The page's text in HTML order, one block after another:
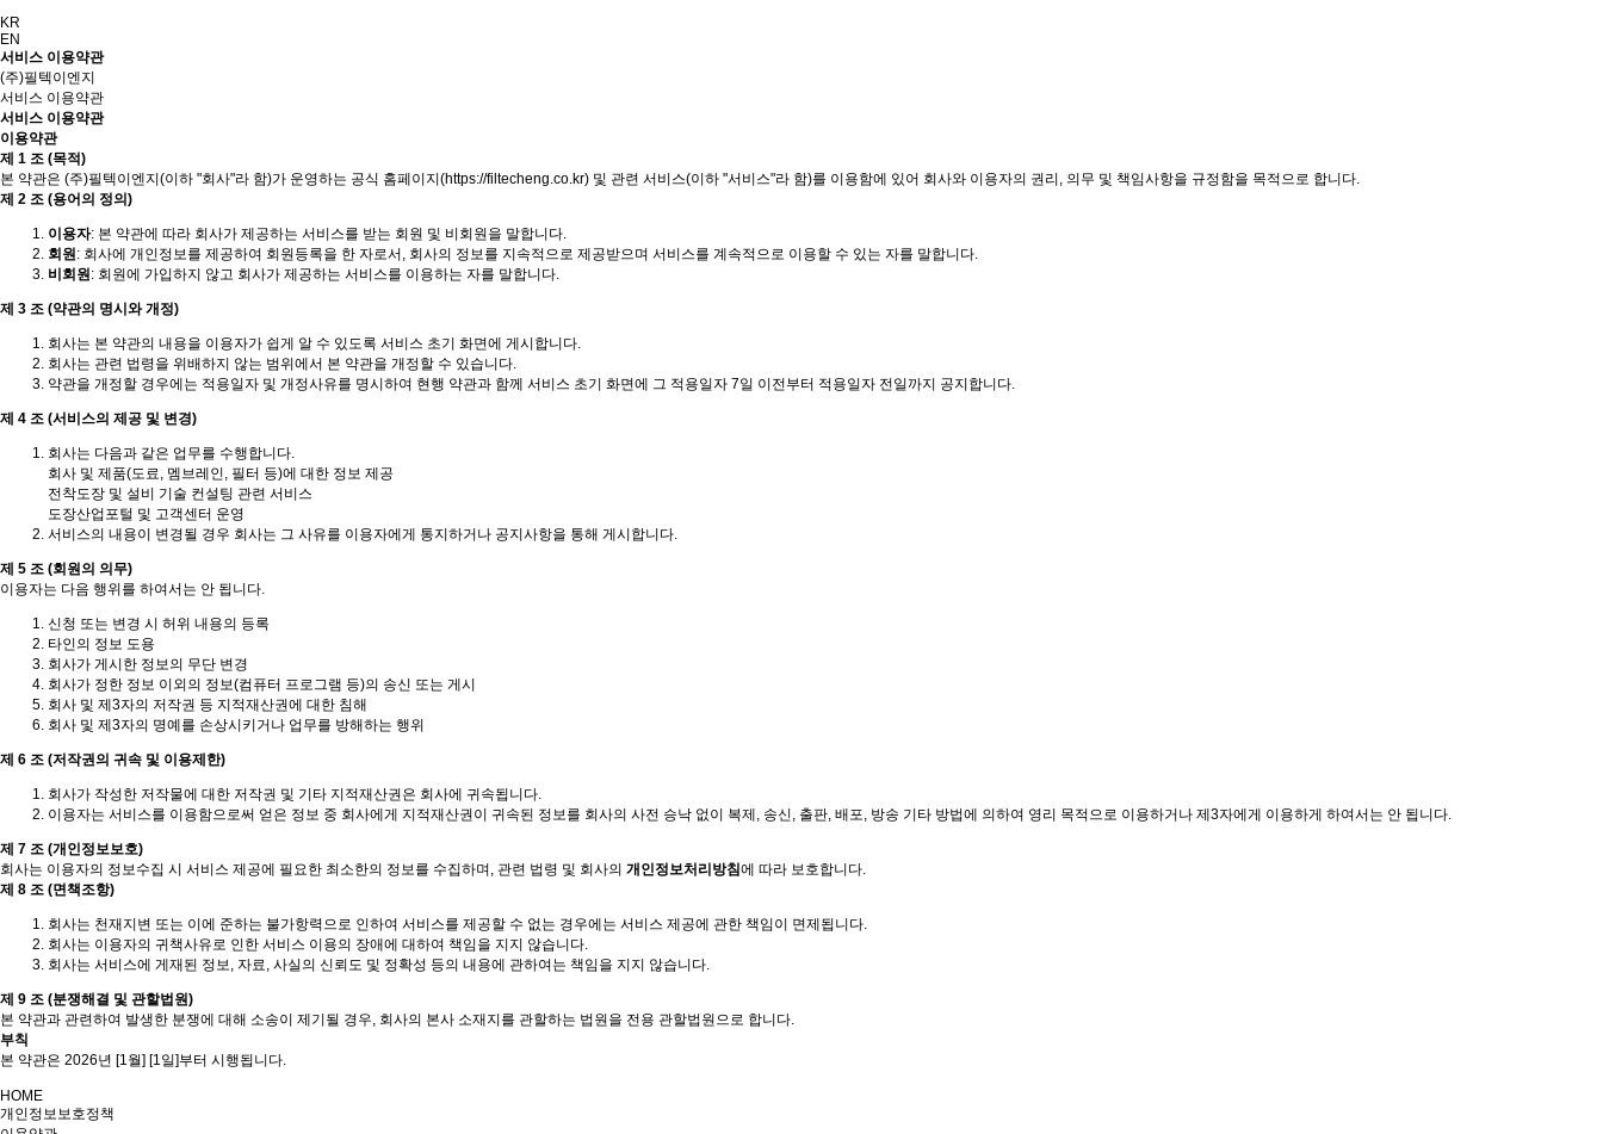
KR
EN
서비스 이용약관
(주)필텍이엔지
서비스 이용약관
서비스 이용약관
이용약관
제 1 조 (목적)
본 약관은 (주)필텍이엔지(이하 "회사"라 함)가 운영하는 공식 홈페이지(https://filtecheng.co.kr) 및 관련 서비스(이하 "서비스"라 함)를 이용함에 있어 회사와 이용자의 권리, 의무 및 책임사항을 규정함을 목적으로 합니다.
제 2 조 (용어의 정의)
이용자: 본 약관에 따라 회사가 제공하는 서비스를 받는 회원 및 비회원을 말합니다.
회원: 회사에 개인정보를 제공하여 회원등록을 한 자로서, 회사의 정보를 지속적으로 제공받으며 서비스를 계속적으로 이용할 수 있는 자를 말합니다.
비회원: 회원에 가입하지 않고 회사가 제공하는 서비스를 이용하는 자를 말합니다.
제 3 조 (약관의 명시와 개정)
회사는 본 약관의 내용을 이용자가 쉽게 알 수 있도록 서비스 초기 화면에 게시합니다.
회사는 관련 법령을 위배하지 않는 범위에서 본 약관을 개정할 수 있습니다.
약관을 개정할 경우에는 적용일자 및 개정사유를 명시하여 현행 약관과 함께 서비스 초기 화면에 그 적용일자 7일 이전부터 적용일자 전일까지 공지합니다.
제 4 조 (서비스의 제공 및 변경)
회사는 다음과 같은 업무를 수행합니다.
회사 및 제품(도료, 멤브레인, 필터 등)에 대한 정보 제공
전착도장 및 설비 기술 컨설팅 관련 서비스
도장산업포털 및 고객센터 운영
서비스의 내용이 변경될 경우 회사는 그 사유를 이용자에게 통지하거나 공지사항을 통해 게시합니다.
제 5 조 (회원의 의무)
이용자는 다음 행위를 하여서는 안 됩니다.
신청 또는 변경 시 허위 내용의 등록
타인의 정보 도용
회사가 게시한 정보의 무단 변경
회사가 정한 정보 이외의 정보(컴퓨터 프로그램 등)의 송신 또는 게시
회사 및 제3자의 저작권 등 지적재산권에 대한 침해
회사 및 제3자의 명예를 손상시키거나 업무를 방해하는 행위
제 6 조 (저작권의 귀속 및 이용제한)
회사가 작성한 저작물에 대한 저작권 및 기타 지적재산권은 회사에 귀속됩니다.
이용자는 서비스를 이용함으로써 얻은 정보 중 회사에게 지적재산권이 귀속된 정보를 회사의 사전 승낙 없이 복제, 송신, 출판, 배포, 방송 기타 방법에 의하여 영리 목적으로 이용하거나 제3자에게 이용하게 하여서는 안 됩니다.
제 7 조 (개인정보보호)
회사는 이용자의 정보수집 시 서비스 제공에 필요한 최소한의 정보를 수집하며, 관련 법령 및 회사의 개인정보처리방침에 따라 보호합니다.
제 8 조 (면책조항)
회사는 천재지변 또는 이에 준하는 불가항력으로 인하여 서비스를 제공할 수 없는 경우에는 서비스 제공에 관한 책임이 면제됩니다.
회사는 이용자의 귀책사유로 인한 서비스 이용의 장애에 대하여 책임을 지지 않습니다.
회사는 서비스에 게재된 정보, 자료, 사실의 신뢰도 및 정확성 등의 내용에 관하여는 책임을 지지 않습니다.
제 9 조 (분쟁해결 및 관할법원)
본 약관과 관련하여 발생한 분쟁에 대해 소송이 제기될 경우, 회사의 본사 소재지를 관할하는 법원을 전용 관할법원으로 합니다.
부칙
본 약관은 2026년 [1월] [1일]부터 시행됩니다.
HOME
개인정보보호정책